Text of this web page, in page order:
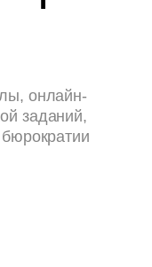
онлайн-
заданий,